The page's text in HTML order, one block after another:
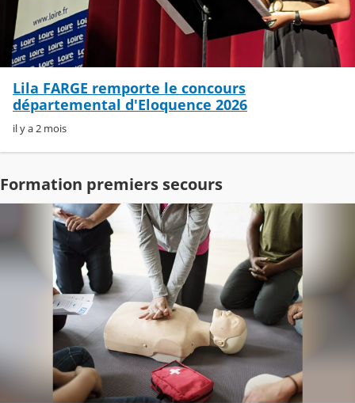
Lila FARGE remporte le concours
départemental d'Eloquence 2026
il y a 2 mois
Formation premiers secours